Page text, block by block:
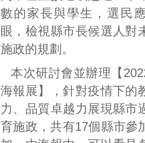
數的家長與學生，選民
眼，檢視縣市長候選人對
施政的規劃。
本次研討會並辦理【
海報展】，針對疫情下的
力、品質卓越力展現縣市
育施政，共有17個縣市參